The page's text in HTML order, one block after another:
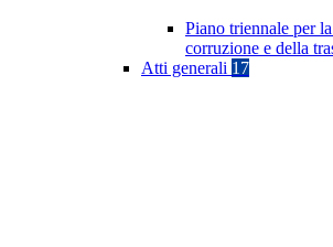
Piano triennale per
corruzione e della
Atti generali 17